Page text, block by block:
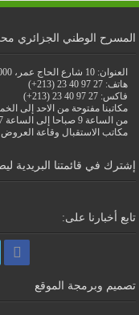
المسرح الوطني الجزائري
العنوان: 10 شارع الحاج عمر، 16000، الجزائر
هاتف: 27 97 40 23 (213+)
فاكس: 27 97 40 23 (213+)
مكاتبنا مفتوحة من الاحد إلى
من الساعة 9 صباحا إلى الساعة 17 .
مكاتب الاستقبال وقاعة العروض مفتوحة يوميا من 9
إشترك في قائمتنا البريدية
تابع أخبارنا على:
تصميم وبرمجة الموقع